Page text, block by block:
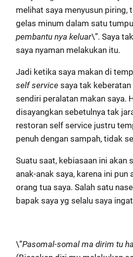
melihat saya menyusun piring,
gelas minum dalam satu
pembantu nya keluar\”. Saya
saya nyaman melakukan itu.
Jadi ketika saya makan di
self service saya tak
sendiri peralatan makan saya.
disayangkan sebetulnya tak
restoran self service justru
penuh dengan sampah, tidak
Suatu saat, kebiasaan ini akan
anak-anak saya, karena ini pun
orang tua saya. Salah satu
bapak saya yg selalu saya
\”Pasomal-somal ma dirim tu